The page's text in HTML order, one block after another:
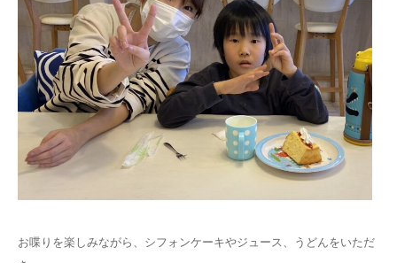
お喋りを楽しみながら、シフォンケーキやジュース、うどんをいただ